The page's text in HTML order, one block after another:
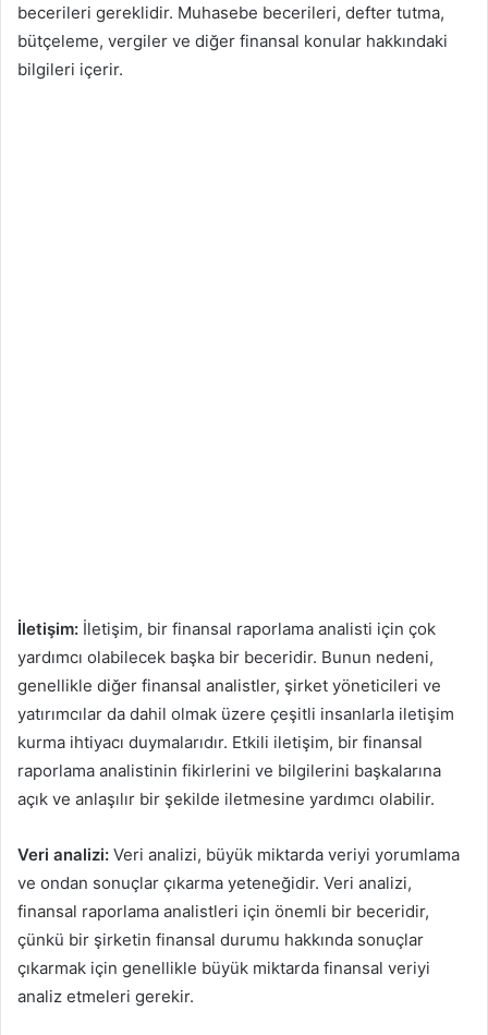
becerileri gereklidir. Muhasebe becerileri, defter tutma,
bütçeleme, vergiler ve diğer finansal konular hakkındaki
bilgileri içerir.
İletişim: İletişim, bir finansal raporlama analisti için çok
yardımcı olabilecek başka bir beceridir. Bunun nedeni,
genellikle diğer finansal analistler, şirket yöneticileri ve
yatırımcılar da dahil olmak üzere çeşitli insanlarla iletişim
kurma ihtiyacı duymalarıdır. Etkili iletişim, bir finansal
raporlama analistinin fikirlerini ve bilgilerini başkalarına
açık ve anlaşılır bir şekilde iletmesine yardımcı olabilir.
Veri analizi: Veri analizi, büyük miktarda veriyi yorumlama
ve ondan sonuçlar çıkarma yeteneğidir. Veri analizi,
finansal raporlama analistleri için önemli bir beceridir,
çünkü bir şirketin finansal durumu hakkında sonuçlar
çıkarmak için genellikle büyük miktarda finansal veriyi
analiz etmeleri gerekir.